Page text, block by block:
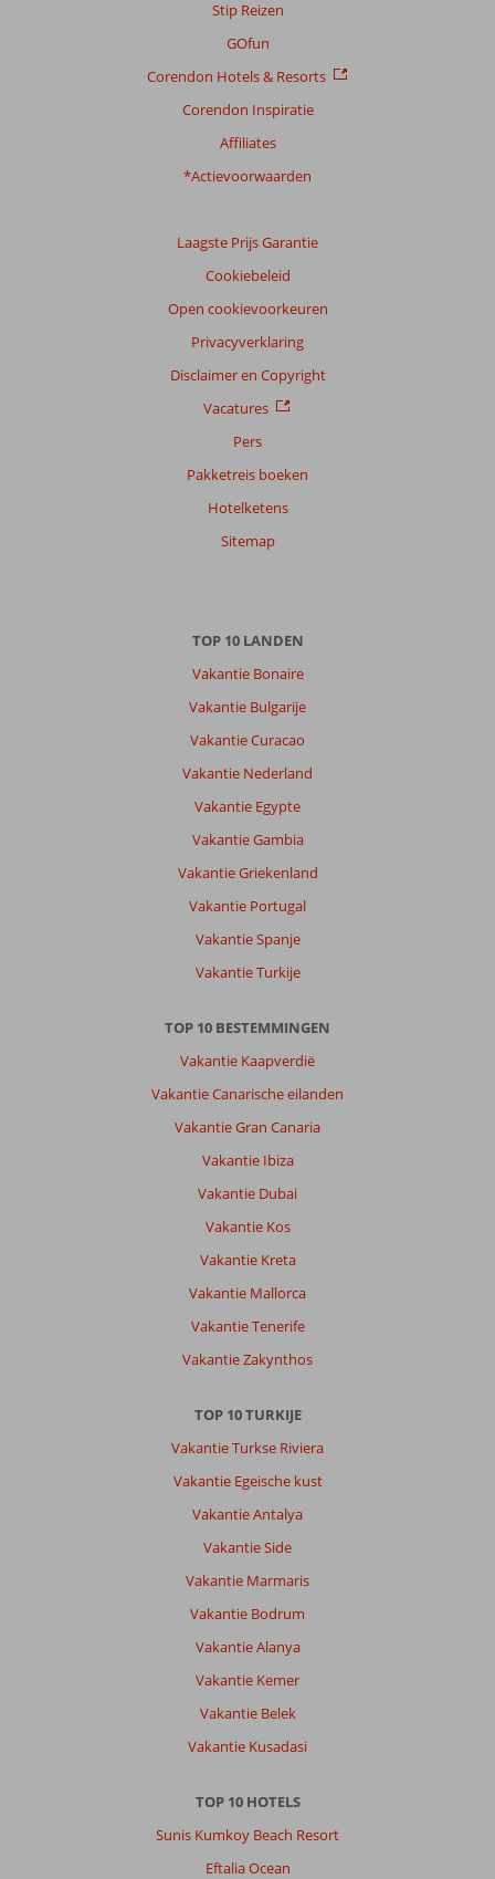
Stip Reizen
GOfun
Corendon Hotels & Resorts
Corendon Inspiratie
Affiliates
*Actievoorwaarden
Laagste Prijs Garantie
Cookiebeleid
Open cookievoorkeuren
Privacyverklaring
Disclaimer en Copyright
Vacatures
Pers
Pakketreis boeken
Hotelketens
Sitemap
TOP 10 LANDEN
Vakantie Bonaire
Vakantie Bulgarije
Vakantie Curacao
Vakantie Nederland
Vakantie Egypte
Vakantie Gambia
Vakantie Griekenland
Vakantie Portugal
Vakantie Spanje
Vakantie Turkije
TOP 10 BESTEMMINGEN
Vakantie Kaapverdië
Vakantie Canarische eilanden
Vakantie Gran Canaria
Vakantie Ibiza
Vakantie Dubai
Vakantie Kos
Vakantie Kreta
Vakantie Mallorca
Vakantie Tenerife
Vakantie Zakynthos
TOP 10 TURKIJE
Vakantie Turkse Riviera
Vakantie Egeische kust
Vakantie Antalya
Vakantie Side
Vakantie Marmaris
Vakantie Bodrum
Vakantie Alanya
Vakantie Kemer
Vakantie Belek
Vakantie Kusadasi
TOP 10 HOTELS
Sunis Kumkoy Beach Resort
Eftalia Ocean